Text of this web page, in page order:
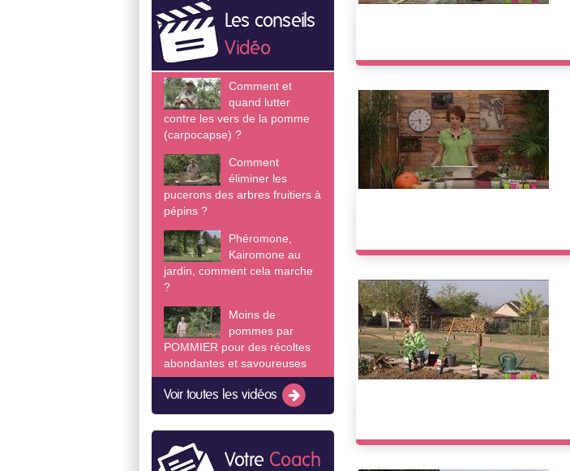
Les conseils
Vidéo
Comment et
quand lutter
contre les vers de la pomme
(carpocapse) ?
Comment
éliminer les
pucerons des arbres fruitiers à
pépins ?
Phéromone,
Kairomone au
jardin, comment cela marche
?
Moins de
pommes par
POMMIER pour des récoltes
abondantes et savoureuses
Voir toutes les vidéos
Votre Coach